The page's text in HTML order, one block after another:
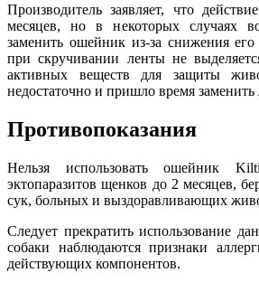
Производитель заявляет, что
месяцев, но в некоторых случаях
заменить ошейник из-за снижения
при скручивании ленты не
активных веществ для защиты
недостаточно и пришло время заменить
Противопоказания
Нельзя использовать ошейник
эктопаразитов щенков до 2 месяцев,
сук, больных и выздоравливающих
Следует прекратить использование
собаки наблюдаются признаки
действующих компонентов.